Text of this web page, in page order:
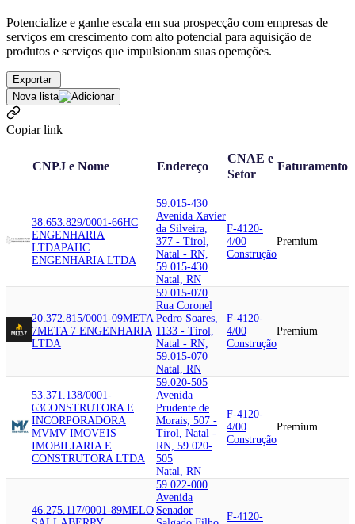
Potencialize e ganhe escala em sua prospecção com empresas de
serviços em crescimento com alto potencial para aquisição de
produtos e serviços que impulsionam suas operações.
Exportar
Nova lista
Copiar link
CNPJ e Nome Endereço
CNAE e
Setor
Faturamento
38.653.829/0001-66HC
ENGENHARIA
LTDAPAHC
ENGENHARIA LTDA
59.015-430
Avenida Xavier
da Silveira,
377 - Tirol,
Natal - RN,
59.015-430
Natal, RN
F-4120-
4/00
Construção
Premium
20.372.815/0001-09META
7META 7 ENGENHARIA
LTDA
59.015-070
Rua Coronel
Pedro Soares,
1133 - Tirol,
Natal - RN,
59.015-070
Natal, RN
F-4120-
4/00
Construção
Premium
53.371.138/0001-
63CONSTRUTORA E
INCORPORADORA
MVMV IMOVEIS
IMOBILIARIA E
CONSTRUTORA LTDA
59.020-505
Avenida
Prudente de
Morais, 507 -
Tirol, Natal -
RN, 59.020-
505
Natal, RN
F-4120-
4/00
Construção
Premium
46.275.117/0001-89MELO
59.022-000
Avenida
Senador
F-4120-